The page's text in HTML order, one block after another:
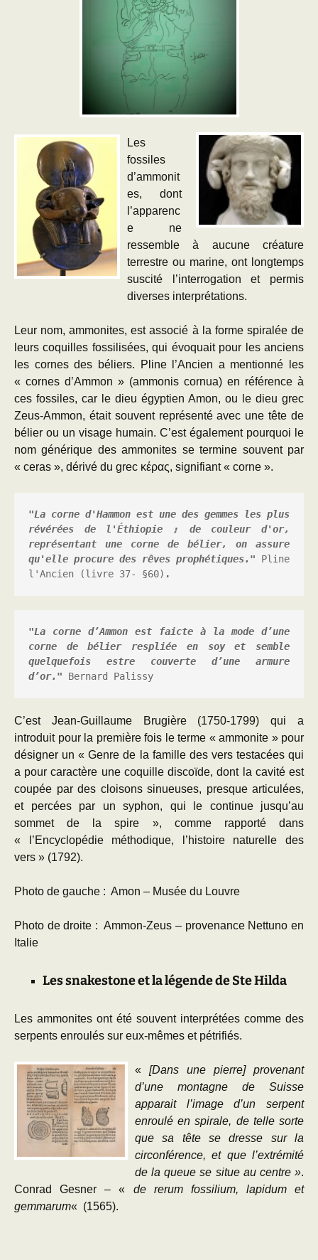
Les
fossiles
d’ammonit
es, dont
l’apparenc
e ne
ressemble à aucune créature
terrestre ou marine, ont longtemps
suscité l’interrogation et permis
diverses interprétations.
Leur nom, ammonites, est associé à la forme spiralée de
leurs coquilles fossilisées, qui évoquait pour les anciens
les cornes des béliers. Pline l’Ancien a mentionné les
« cornes d’Ammon » (ammonis cornua) en référence à
ces fossiles, car le dieu égyptien Amon, ou le dieu grec
Zeus-Ammon, était souvent représenté avec une tête de
bélier ou un visage humain. C’est également pourquoi le
nom générique des ammonites se termine souvent par
« ceras », dérivé du grec κέρας, signifiant « corne ».
"La corne d'Hammon est une des gemmes les plus
révérées de l'Éthiopie ; de couleur d'or,
représentant une corne de bélier, on assure
qu'elle procure des rêves prophétiques." Pline
l'Ancien (livre 37- §60) .
"La corne d’Ammon est faicte à la mode d’une
corne de bélier respliée en soy et semble
quelquefois estre couverte d’une armure
d’or." Bernard Palissy
C’est Jean-Guillaume Brugière (1750-1799) qui a
introduit pour la première fois le terme « ammonite » pour
désigner un « Genre de la famille des vers testacées qui
a pour caractère une coquille discoïde, dont la cavité est
coupée par des cloisons sinueuses, presque articulées,
et percées par un syphon, qui le continue jusqu’au
sommet de la spire », comme rapporté dans
« l’Encyclopédie méthodique, l’histoire naturelle des
vers » (1792).
Photo de gauche : Amon – Musée du Louvre
Photo de droite : Ammon-Zeus – provenance Nettuno en
Italie
Les snakestone et la légende de Ste Hilda
Les ammonites ont été souvent interprétées comme des
serpents enroulés sur eux-mêmes et pétrifiés.
« [Dans une pierre] provenant
d’une montagne de Suisse
apparait l’image d’un serpent
enroulé en spirale, de telle sorte
que sa tête se dresse sur la
circonférence, et que l’extrémité
de la queue se situe au centre ».
Conrad Gesner – « de rerum fossilium, lapidum et
gemmarum« (1565).